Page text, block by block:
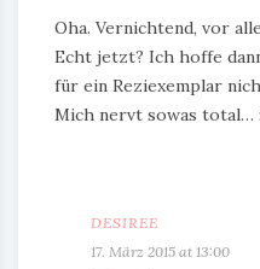
Oha. Vernichtend, vor
Echt jetzt? Ich hoffe
für ein Reziexemplar
Mich nervt sowas total…
DESIREE
17. März 2015 at 13:00